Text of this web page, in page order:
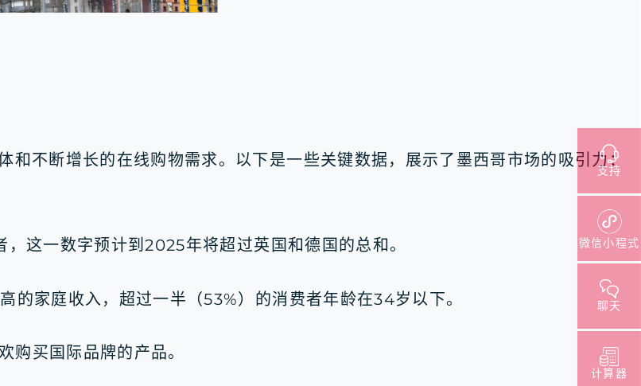
不断增长的在线购物需求。以下是一些关键数据，展示了墨西哥市场的吸引力：
这一数字预计到2025年将超过英国和德国的总和。
家庭收入，超过一半（53%）的消费者年龄在34岁以下。
购买国际品牌的产品。
支持
微信小程式
聊天
计算器